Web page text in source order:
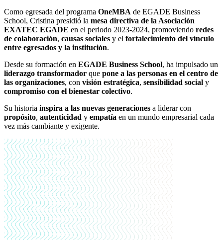
Como egresada del programa OneMBA de EGADE Business
School, Cristina presidió la mesa directiva de la Asociación
EXATEC EGADE en el periodo 2023-2024, promoviendo redes
de colaboración, causas sociales y el fortalecimiento del vínculo
entre egresados y la institución.
Desde su formación en EGADE Business School, ha impulsado un
liderazgo transformador que pone a las personas en el centro de
las organizaciones, con visión estratégica, sensibilidad social y
compromiso con el bienestar colectivo.
Su historia inspira a las nuevas generaciones a liderar con
propósito, autenticidad y empatía en un mundo empresarial cada
vez más cambiante y exigente.